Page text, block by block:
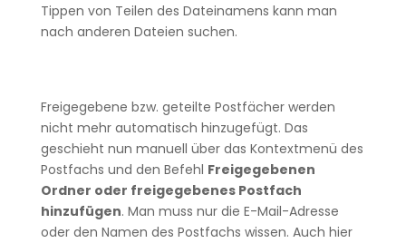
Tippen von Teilen des Dateinamens kann man
nach anderen Dateien suchen.
Freigegebene bzw. geteilte Postfächer werden
nicht mehr automatisch hinzugefügt. Das
geschieht nun manuell über das Kontextmenü des
Postfachs und den Befehl Freigegebenen
Ordner oder freigegebenes Postfach
hinzufügen. Man muss nur die E-Mail-Adresse
oder den Namen des Postfachs wissen. Auch hier